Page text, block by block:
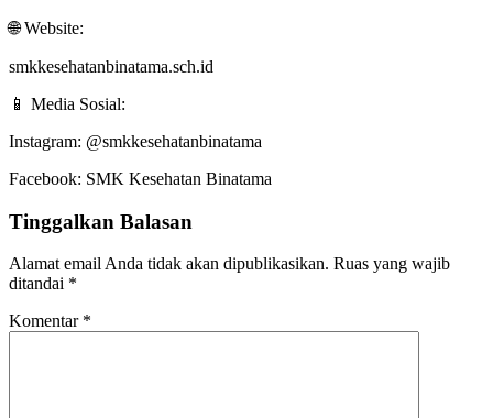
🌐 Website:
smkkesehatanbinatama.sch.id
📱 Media Sosial:
Instagram: @smkkesehatanbinatama
Facebook: SMK Kesehatan Binatama
Tinggalkan Balasan
Alamat email Anda tidak akan dipublikasikan. Ruas yang wajib
ditandai *
Komentar *